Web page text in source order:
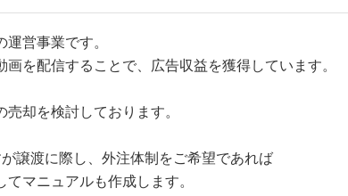
営事業です。
を配信することで、広告収益を獲得しています。
却を検討しております。
譲渡に際し、外注体制をご希望であれば
マニュアルも作成します。